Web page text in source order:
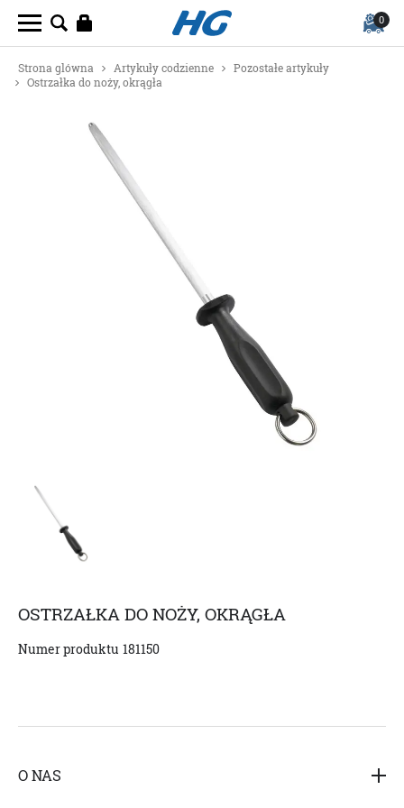
0
Strona glówna Artykuły codzienne
Pozostałe artykuły
Ostrzałka do noży, okrągła
OSTRZAŁKA DO NOŻY, OKRĄGŁA
Numer produktu 181150
O NAS